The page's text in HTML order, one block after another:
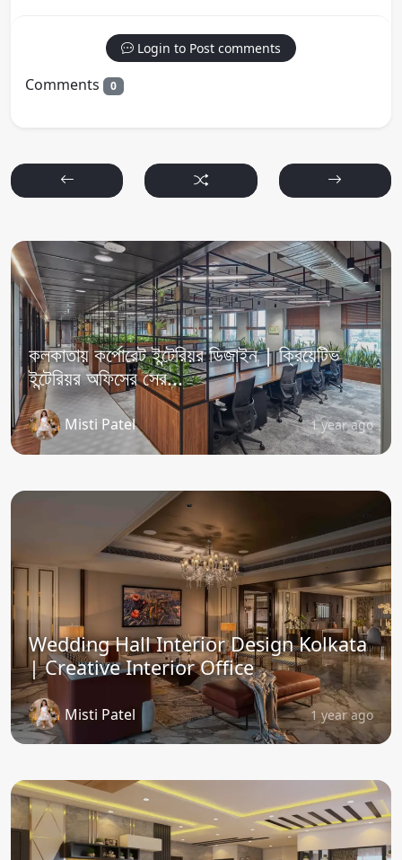
Login to Post comments
Comments 0
কলকাতায় কর্পোরেট ইন্টেরিয়র ডিজাইন | ক্রিয়েটিভ
ইন্টেরিয়র অফিসের সের...
Misti Patel 1 year ago
Wedding Hall Interior Design Kolkata
| Creative Interior Office
Misti Patel 1 year ago